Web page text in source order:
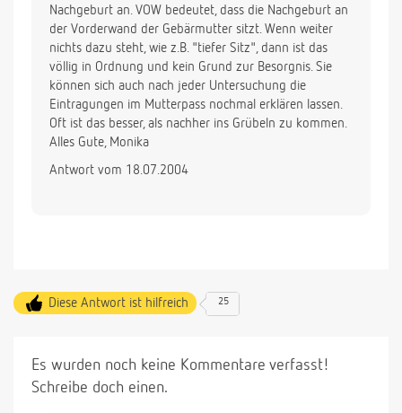
Nachgeburt an. VOW bedeutet, dass die Nachgeburt an
der Vorderwand der Gebärmutter sitzt. Wenn weiter
nichts dazu steht, wie z.B. "tiefer Sitz", dann ist das
völlig in Ordnung und kein Grund zur Besorgnis. Sie
können sich auch nach jeder Untersuchung die
Eintragungen im Mutterpass nochmal erklären lassen.
Oft ist das besser, als nachher ins Grübeln zu kommen.
Alles Gute, Monika
Antwort vom 18.07.2004
Diese Antwort ist hilfreich 25
Es wurden noch keine Kommentare verfasst!
Schreibe doch einen.